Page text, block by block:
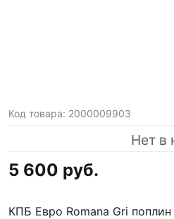
Код товара: 2000009903
Нет в
5 600 руб.
КПБ Евро Romana Gri поплин